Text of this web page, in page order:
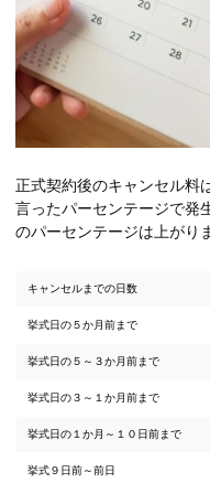
正式契約後のキャンセル料
言ったパーセンテージで発
のパーセンテージは上がり
キャンセルまでの日数
挙式日の５か月前まで
挙式日の５～３か月前まで
挙式日の３～１か月前まで
挙式日の１か月～１０日前まで
挙式９日前～前日